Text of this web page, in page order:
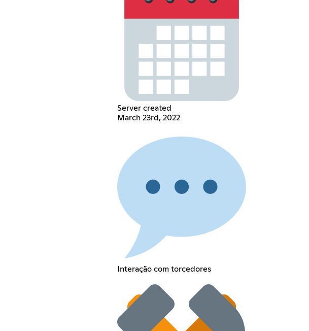
Server created
March 23rd, 2022
Interação com torcedores